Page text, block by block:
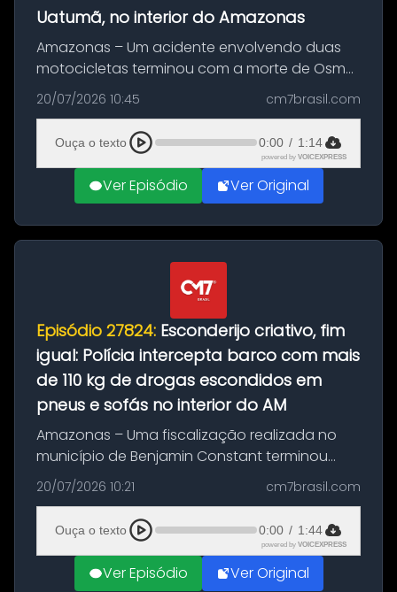
Uatumã, no interior do Amazonas
Amazonas – Um acidente envolvendo duas
motocicletas terminou com a morte de Osmar
Figueiredo de Souza, de 38 anos, no município
de São Sebastião do Uatumã, no interior do
Amazonas. A colisão ocorreu n...
20/07/2026 10:45 cm7brasil.com
Ouça o texto 0:00 / 1:14
powered by VOICEXPRESS
Ver Episódio Ver Original
Episódio 27824: Esconderijo criativo, fim
igual: Polícia intercepta barco com mais
de 110 kg de drogas escondidos em
pneus e sofás no interior do AM
Amazonas – Uma fiscalização realizada no
município de Benjamin Constant terminou
com a apreensão de aproximadamente 115
quilos de entorpecentes em uma
embarcação atracada no porto da cidade. O
materia...
20/07/2026 10:21 cm7brasil.com
Ouça o texto 0:00 / 1:44
powered by VOICEXPRESS
Ver Episódio Ver Original